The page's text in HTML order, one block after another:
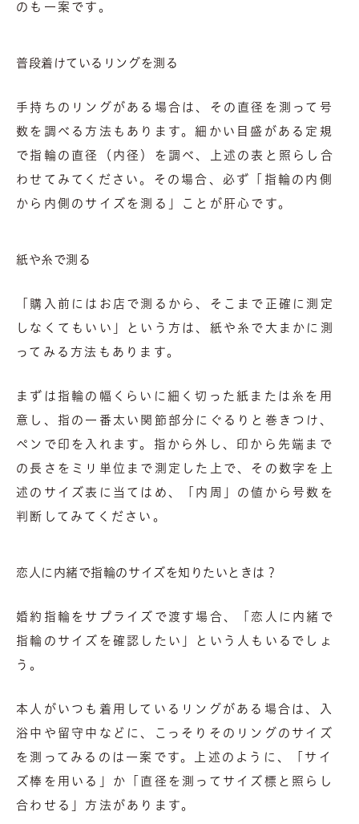
のも一案です。
普段着けているリングを測る
手持ちのリングがある場合は、その直径を測って号
数を調べる方法もあります。細かい目盛がある定規
で指輪の直径（内径）を調べ、上述の表と照らし合
わせてみてください。その場合、必ず「指輪の内側
から内側のサイズを測る」ことが肝心です。
紙や糸で測る
「購入前にはお店で測るから、そこまで正確に測定
しなくてもいい」という方は、紙や糸で大まかに測
ってみる方法もあります。
まずは指輪の幅くらいに細く切った紙または糸を用
意し、指の一番太い関節部分にぐるりと巻きつけ、
ペンで印を入れます。指から外し、印から先端まで
の長さをミリ単位まで測定した上で、その数字を上
述のサイズ表に当てはめ、「内周」の値から号数を
判断してみてください。
恋人に内緒で指輪のサイズを知りたいときは？
婚約指輪をサプライズで渡す場合、「恋人に内緒で
指輪のサイズを確認したい」という人もいるでしょ
う。
本人がいつも着用しているリングがある場合は、入
浴中や留守中などに、こっそりそのリングのサイズ
を測ってみるのは一案です。上述のように、「サイ
ズ棒を用いる」か「直径を測ってサイズ標と照らし
合わせる」方法があります。